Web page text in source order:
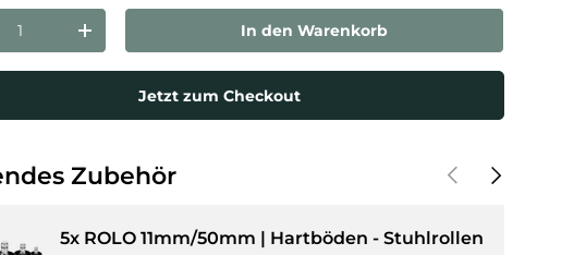
verringernMenge erhöhen In den Warenkorb
Jetzt zum Checkout
Zubehör VorherigeNächste
5x ROLO 11mm/50mm | Hartböden - Stuhlrollen